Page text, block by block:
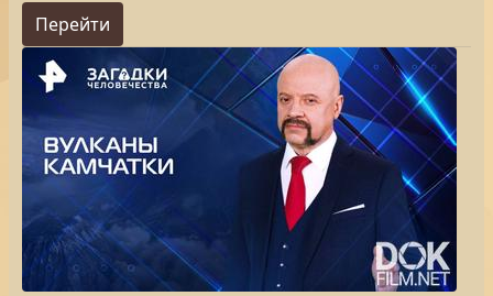
Перейти